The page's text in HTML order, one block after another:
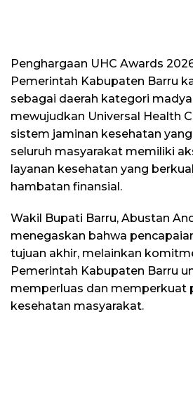
Penghargaan UHC Awards
Pemerintah Kabupaten Barru
sebagai daerah kategori
mewujudkan Universal Health
sistem jaminan kesehatan
seluruh masyarakat memiliki
layanan kesehatan yang
hambatan finansial.
Wakil Bupati Barru, Abustan
menegaskan bahwa
tujuan akhir, melainkan
Pemerintah Kabupaten Barru
memperluas dan memperkuat
kesehatan masyarakat.